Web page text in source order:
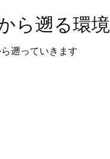
ら遡る環
遡っていきます